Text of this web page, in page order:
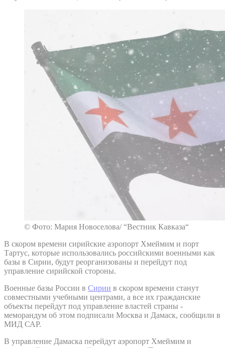
© Фото: Мария Новоселова/ “Вестник Кавказа“
В скором времени сирийские аэропорт Хмеймим и порт
Тартус, которые использовались российскими военными как
базы в Сирии, будут реорганизованы и перейдут под
управление сирийской стороны.
Военные базы России в Сирии в скором времени станут
совместными учебными центрами, а все их гражданские
объекты перейдут под управление властей страны -
меморандум об этом подписали Москва и Дамаск, сообщили в
МИД САР.
В управление Дамаска перейдут аэропорт Хмеймим и